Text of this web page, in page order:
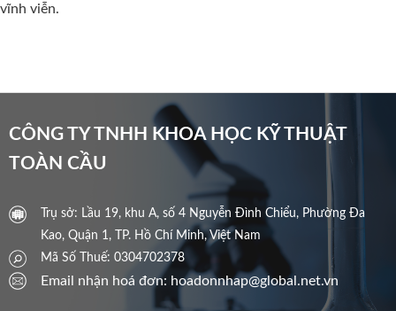
vĩnh viễn.
CÔNG TY TNHH KHOA HỌC KỸ THUẬT
TOÀN CẦU
Trụ sở: Lầu 19, khu A, số 4 Nguyễn Đình Chiểu, Phường Đa
Kao, Quận 1, TP. Hồ Chí Minh, Việt Nam
Mã Số Thuế: 0304702378
Email nhận hoá đơn: hoadonnhap@global.net.vn